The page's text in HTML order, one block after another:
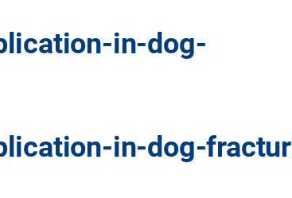
in-dog-
in-dog-